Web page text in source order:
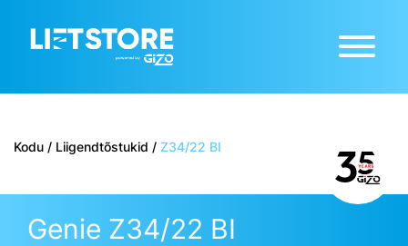
Kodu / Liigendtõstukid / Z34/22 BI
Genie Z34/22 BI